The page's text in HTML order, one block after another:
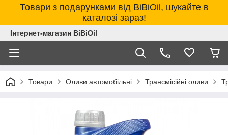
Товари з подарунками від BiBiOil, шукайте в
каталозі зараз!
Інтернет-магазин BiBiOil
Товари Оливи автомобільні Трансмісійні оливи